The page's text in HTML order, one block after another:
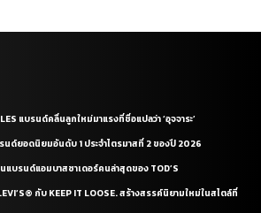
แบรนด์คลื่นลูกใหม่มาแรงที่ชื่อแปลว่า ‘อุจจาระ’
นด์ยอดนิยมอันดับ 1 ประจำไตรมาสที่ 2 ของปี 2026
แบรนด์แอมบาสซาเดอร์คนล่าสุดของ TOD’S
กับ KEEP IT LOOSE. สร้างสรรค์นิยามใหม่ในสไตล์ที่